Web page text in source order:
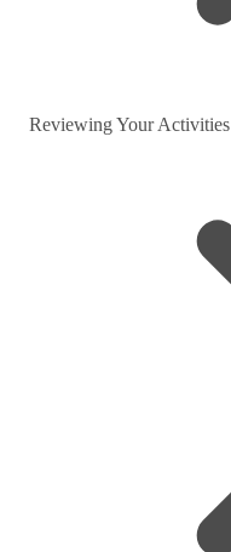
Reviewing Your Activities